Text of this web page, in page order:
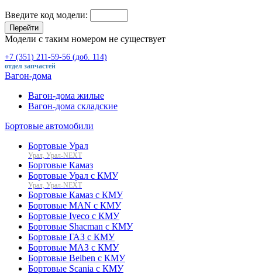
Введите код модели:
Перейти
Модели с таким номером не существует
+7 (351) 211-59-56 (доб. 114)
отдел запчастей
Вагон-дома
Вагон-дома жилые
Вагон-дома складские
Бортовые автомобили
Бортовые Урал
Урал, Урал-NEXT
Бортовые Камаз
Бортовые Урал с КМУ
Урал, Урал-NEXT
Бортовые Камаз с КМУ
Бортовые MAN с КМУ
Бортовые Iveco с КМУ
Бортовые Shacman с КМУ
Бортовые ГАЗ с КМУ
Бортовые МАЗ с КМУ
Бортовые Beiben с КМУ
Бортовые Scania с КМУ